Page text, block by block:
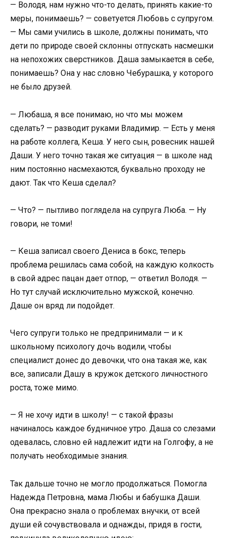
— Володя, нам нужно что-то делать, принять какие-то
меры, понимаешь? — советуется Любовь с супругом.
— Мы сами учились в школе, должны понимать, что
дети по природе своей склонны отпускать насмешки
на непохожих сверстников. Даша замыкается в себе,
понимаешь? Она у нас словно Чебурашка, у которого
не было друзей.
— Любаша, я все понимаю, но что мы можем
сделать? — разводит руками Владимир. — Есть у меня
на работе коллега, Кеша. У него сын, ровесник нашей
Даши. У него точно такая же ситуация — в школе над
ним постоянно насмехаются, буквально проходу не
дают. Так что Кеша сделал?
— Что? — пытливо поглядела на супруга Люба. — Ну
говори, не томи!
— Кеша записал своего Дениса в бокс, теперь
проблема решилась сама собой, на каждую колкость
в свой адрес пацан дает отпор, — ответил Володя. —
Но тут случай исключительно мужской, конечно.
Даше он вряд ли подойдет.
Чего супруги только не предпринимали — и к
школьному психологу дочь водили, чтобы
специалист донес до девочки, что она такая же, как
все, записали Дашу в кружок детского личностного
роста, тоже мимо.
— Я не хочу идти в школу! — с такой фразы
начиналось каждое будничное утро. Даша со слезами
одевалась, словно ей надлежит идти на Голгофу, а не
получать необходимые знания.
Так дальше точно не могло продолжаться. Помогла
Надежда Петровна, мама Любы и бабушка Даши.
Она прекрасно знала о проблемах внучки, от всей
души ей сочувствовала и однажды, придя в гости,